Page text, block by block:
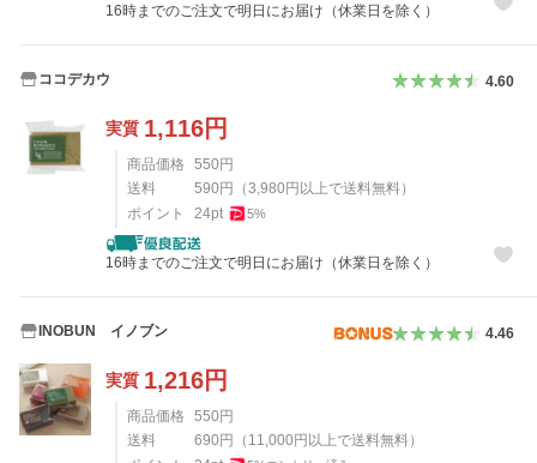
16時までのご注文で明日にお届け（休業日を除く）
ココデカウ 4.60
実質 1,116円
商品価格 550円
送料
590円 （3,980円以上で送料無料）
ポイント
24pt 5%
16時までのご注文で明日にお届け（休業日を除く）
INOBUN イノブン 4.46
実質 1,216円
商品価格 550 円
送料
690 円 （ 11,000 円以上で送料無料）